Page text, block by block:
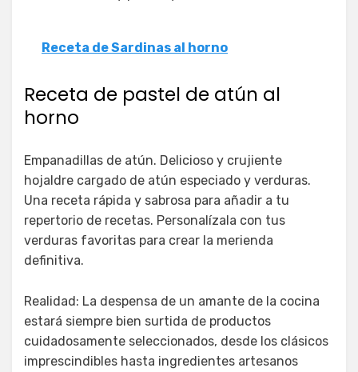
Receta de Sardinas al horno
Receta de pastel de atún al
horno
Empanadillas de atún. Delicioso y crujiente
hojaldre cargado de atún especiado y verduras.
Una receta rápida y sabrosa para añadir a tu
repertorio de recetas. Personalízala con tus
verduras favoritas para crear la merienda
definitiva.
Realidad: La despensa de un amante de la cocina
estará siempre bien surtida de productos
cuidadosamente seleccionados, desde los clásicos
imprescindibles hasta ingredientes artesanos